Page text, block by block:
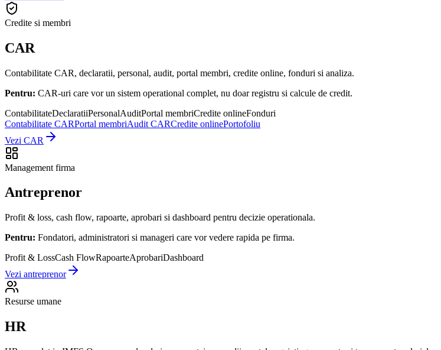
Credite si membri
CAR
Contabilitate CAR, declaratii, personal, audit, portal membri, credite online, fonduri si analiza.
Pentru: CAR-uri care vor un sistem operational complet, nu doar registru si calcule de credit.
ContabilitateDeclaratiiPersonalAuditPortal membriCredite onlineFonduri
Contabilitate CARPortal membriAudit CARCredite onlinePortofoliu
Vezi CAR
Management firma
Antreprenor
Profit & loss, cash flow, rapoarte, aprobari si dashboard pentru decizie operationala.
Pentru: Fondatori, administratori si manageri care vor vedere rapida pe firma.
Profit & LossCash FlowRapoarteAprobariDashboard
Vezi antreprenor
Resurse umane
HR